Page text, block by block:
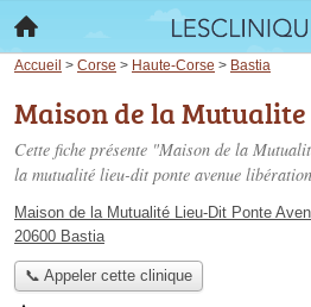
Accueil > Corse > Haute-Corse > Bastia
Maison de la Mutualite
Cette fiche présente "Maison de la
la mutualité lieu-dit ponte avenue libération
Maison de la Mutualité Lieu-Dit Ponte
20600 Bastia
📞 Appeler cette clinique